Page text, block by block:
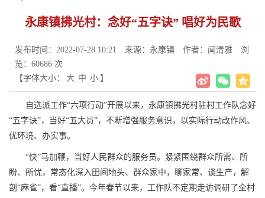
永康镇拂光村：念好“五字诀” 唱好为民歌
发布时间：2022-07-28 10:21 来源：永康镇 作者：闻清雅
浏
览： 60686 次
【字体大小：
大 中 小 】
自选派工作“六项行动”开展以来，永康镇拂光村驻村工作队念好
“五字诀”，当好“五大员”，不断增强服务意识，以实际行动改作风、
优环境、办实事。
“快”马加鞭，当好人民群众的服务员。紧紧围绕群众所需、所
盼、所忧，常态化深入田间地头、群众家中，聊家常、谈生产，解
剖“麻雀”，看“直播”。今年春节以来，工作队不定期走访调研了全村